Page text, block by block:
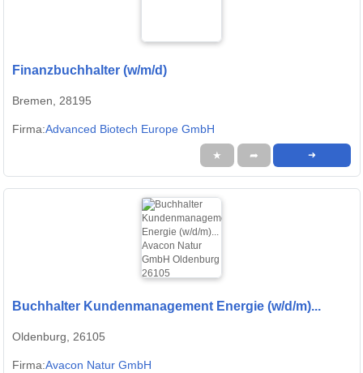
Finanzbuchhalter (w/m/d)
Bremen, 28195
Firma:Advanced Biotech Europe GmbH
★ ➦ ➜
Buchhalter Kundenmanagement Energie (w/d/m)...
Oldenburg, 26105
Firma:Avacon Natur GmbH